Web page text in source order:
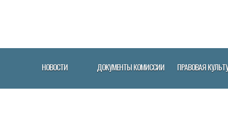
НОВОСТИ ДОКУМЕНТЫ КОМИССИИ ПРАВОВАЯ